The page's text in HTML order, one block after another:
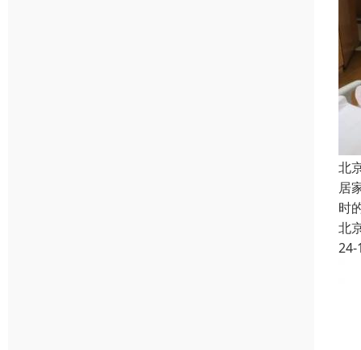
北
居
时
北
24-